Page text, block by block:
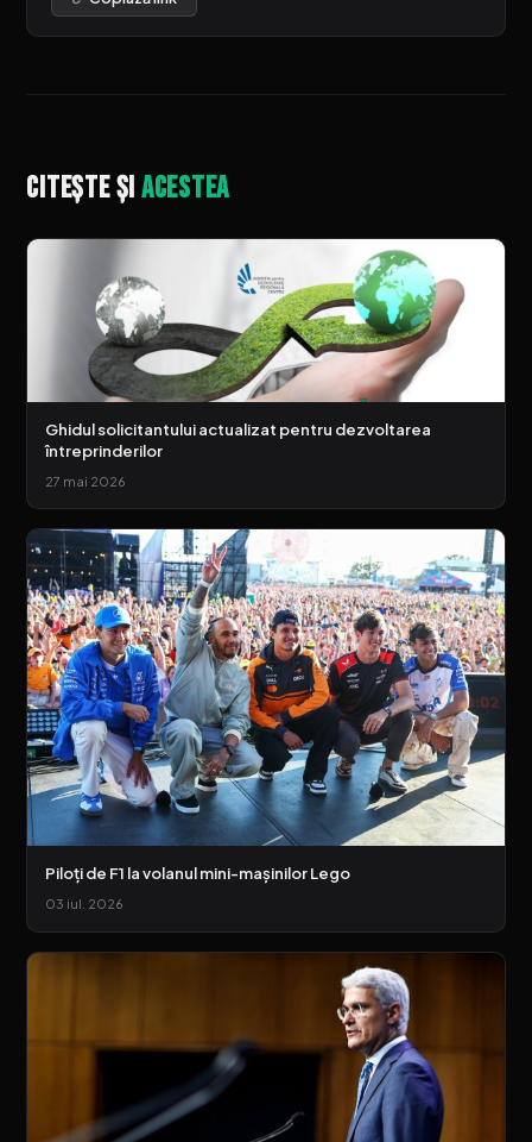
Citește șiacestea
Ghidul solicitantului actualizat pentru dezvoltarea
întreprinderilor
27 mai 2026
Piloţi de F1 la volanul mini-maşinilor Lego
03 iul. 2026